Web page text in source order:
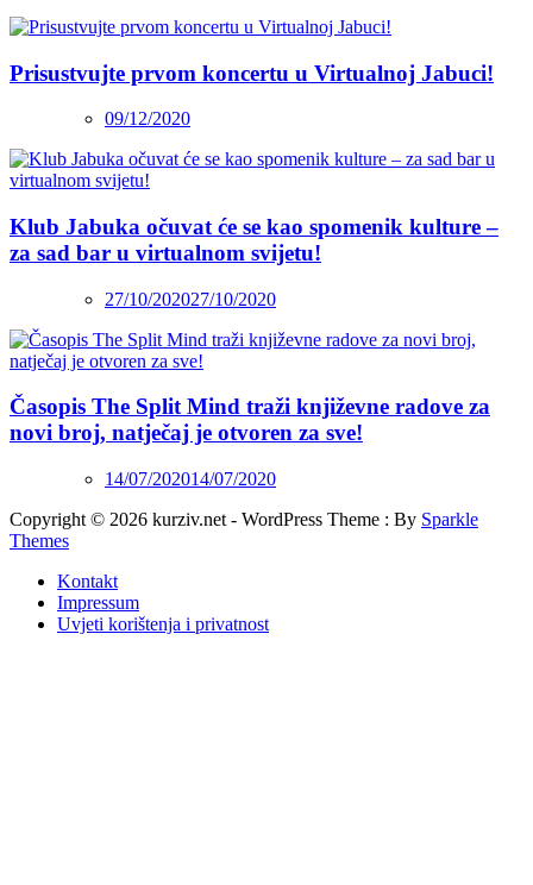
Prisustvujte prvom koncertu u Virtualnoj Jabuci!
09/12/2020
Klub Jabuka očuvat će se kao spomenik kulture –
za sad bar u virtualnom svijetu!
27/10/202027/10/2020
Časopis The Split Mind traži književne radove za
novi broj, natječaj je otvoren za sve!
14/07/202014/07/2020
Copyright © 2026 kurziv.net - WordPress Theme : By Sparkle
Themes
Kontakt
Impressum
Uvjeti korištenja i privatnost